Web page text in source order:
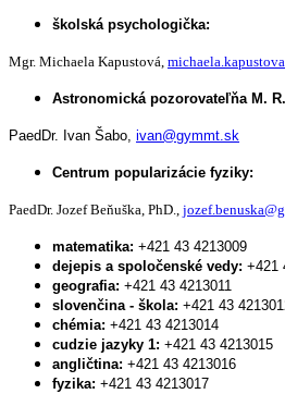
školská psychologička:
Mgr. Michaela Kapustová,
Astronomická pozorovateľňa M.
PaedDr. Ivan Šabo, ivan@gymmt.sk
Centrum popularizácie fyziky:
PaedDr. Jozef Beňuška, PhD.,
matematika: +421 43 4213009
dejepis a spoločenské vedy: +421
geografia: +421 43 4213011
slovenčina - škola: +421 43
chémia: +421 43 4213014
cudzie jazyky 1: +421 43 4213015
angličtina: +421 43 4213016
fyzika: +421 43 4213017